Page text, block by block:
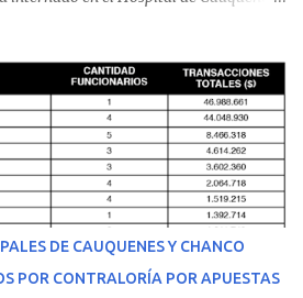
complejidad de su estado de salud, el
traslado de urgencia al Hospital
la urgencia la ambulancia partió hacia
En medio del traslado, el
años, se agravó y pese a los esfuerzos
terminó falleciendo, sin alcanzar a
en el centro de destino. Apenas se
condición, sus padres —residentes en
Cauquenes con la esperanza de una
DE CAUQUENES Y CHANCO
POR CONTRALORÍA POR APUESTAS